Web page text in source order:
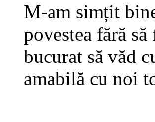
M-am simțit
povestea fără
bucurat să văd
amabilă cu noi